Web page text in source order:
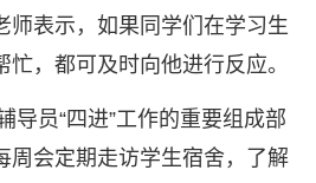
师表示，如果同学们在学习生
，都可及时向他进行反应。
员“四进”工作的重要组成部
周会定期走访学生宿舍，了解